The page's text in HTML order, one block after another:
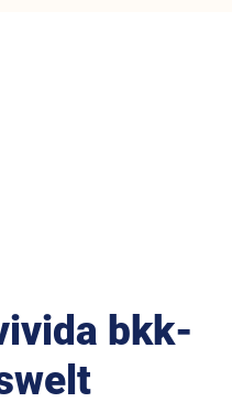
bkk-